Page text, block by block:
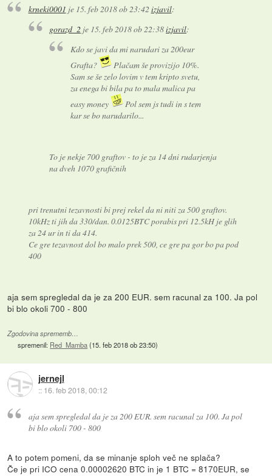
krneki0001 je 15. feb 2018 ob 23:42 izjavil:
gorazd_2 je 15. feb 2018 ob 22:38izjavil:
Kdo se javi da mi narudari za 200eur
Grafta?
Plačam še provizijo 10%.
Sam se še zelo lovim v tem kripto svetu,
za enega bi bila pa to mala malica pa
easy money
Pol sem js tudi in s tem
kar se bo narudarilo...
To je nekje 700 graftov - to je za 14 dni rudarjenja
na dveh 1070 grafičnih
pri trenutni tezavnosti bi prej rekel da ni niti za 500 graftov.
10kHz ti jih da 330/dan. 0.0125BTC porabis pri 12.5kH je glih
za 24 ur in ti da 414.
Ce gre tezavnost dol bo malo prek 500, ce gre pa gor bo pa pod
400
aja sem spregledal da je za 200 EUR. sem racunal za 100. Ja pol
bi blo okoli 700 - 800
Zgodovina sprememb…
spremenil: Red_Mamba(15. feb 2018 ob 23:50)
jernejl
:: 16. feb 2018, 00:12
aja sem spregledal da je za 200 EUR. sem racunal za 100. Ja pol
bi blo okoli 700 - 800
A to potem pomeni, da se minanje sploh več ne splača?
Če je pri ICO cena 0.00002620 BTC in je 1 BTC = 8170EUR, se